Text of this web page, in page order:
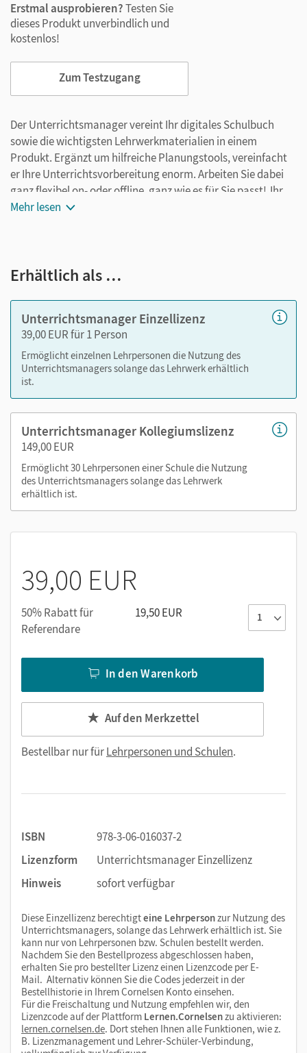
Erstmal ausprobieren?Testen Sie
dieses Produkt unverbindlich und
kostenlos!
Zum Testzugang
Der Unterrichtsmanager vereint Ihr digitales Schulbuch
sowie die wichtigsten Lehrwerkmaterialien in einem
Produkt. Ergänzt um hilfreiche Planungstools, vereinfacht
er Ihre Unterrichtsvorbereitung enorm. Arbeiten Sie dabei
ganz flexibel on- oder offline, ganz wie es für Sie passt! Ihr
Unterrichtsmanager enthält:
Videos
Arbeitsblätter als PDF
Grafiken
Kopiervorlagen
editierbare Kopiervorlagen
Animationen
Diagnosebögen
Nutzen Sie den Unterrichtsmanager auf lernen.cornelsen.de
oder über die Cornelsen Lernen App.
Mehr lesen
Erhältlich als …
Unterrichtsmanager Einzellizenz
39,00 EUR für 1 Person
Ermöglicht einzelnen Lehrpersonen die Nutzung des
Unterrichtsmanagers solange das Lehrwerk erhältlich
ist.
Unterrichtsmanager Kollegiumslizenz
149,00 EUR
Ermöglicht 30 Lehrpersonen einer Schule die Nutzung
des Unterrichtsmanagers solange das Lehrwerk
erhältlich ist.
39,00 EUR
50% Rabatt für
Referendare
19,50 EUR
In den Warenkorb
Auf den Merkzettel
Bestellbar nur fürLehrpersonen und Schulen.
ISBN
978-3-06-016037-2
Lizenzform
Unterrichtsmanager Einzellizenz
Hinweis
sofort verfügbar
Diese Einzellizenz berechtigteine Lehrpersonzur Nutzung des
Unterrichtsmanagers, solange das Lehrwerk erhältlich ist. Sie
kann nur von Lehrpersonen bzw. Schulen bestellt werden.
Nachdem Sie den Bestellprozess abgeschlossen haben,
erhalten Sie pro bestellter Lizenz einen Lizenzcode per E-
Mail. Alternativ können Sie die Codes jederzeit in der
Bestellhistorie in Ihrem Cornelsen Konto einsehen.
Für die Freischaltung und Nutzung empfehlen wir, den
Lizenzcode auf der Plattform Lernen.Cornelsenzu aktivieren:
lernen.cornelsen.de. Dort stehen Ihnen alle Funktionen, wie z.
B. Lizenzmanagement und Lehrer-Schüler-Verbindung,